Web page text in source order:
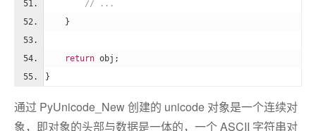
// ...
    }
return obj;
}
通过 PyUnicode_New 创建的 unicode 对象是一个连续对
象，即对象的头部与数据是一体的，一个 ASCII 字符串对